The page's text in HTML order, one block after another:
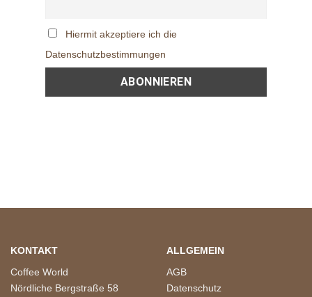
Hiermit akzeptiere ich die
Datenschutzbestimmungen
KONTAKT
Coffee World
Nördliche Bergstraße 58
ALLGEMEIN
AGB
Datenschutz